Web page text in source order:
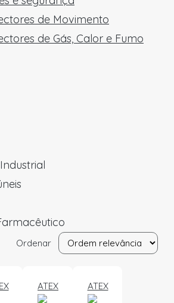
de Movimento
de Gás, Calor e Fumo
Ordenar
ATEX ATEX